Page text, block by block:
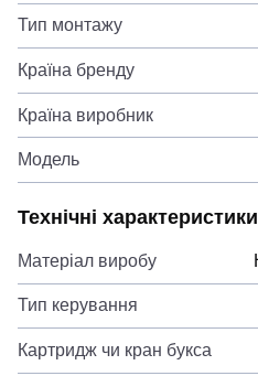
Тип монтажу
Країна бренду
Країна виробник
Модель
Технічні характеристики
Матеріал виробу
Тип керування
Картридж чи кран букса